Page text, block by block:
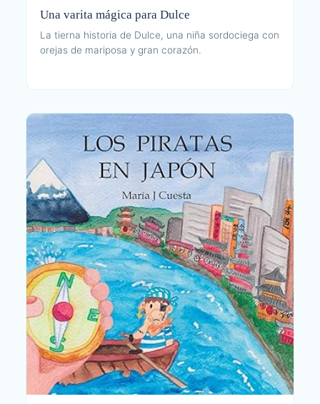
Una varita mágica para Dulce
La tierna historia de Dulce, una niña sordociega con
orejas de mariposa y gran corazón.